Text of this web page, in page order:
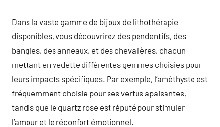
Dans la vaste gamme de bijoux de lithothérapie
disponibles, vous découvrirez des pendentifs, des
bangles, des anneaux, et des chevalières, chacun
mettant en vedette différentes gemmes choisies pour
leurs impacts spécifiques. Par exemple, l’améthyste est
fréquemment choisie pour ses vertus apaisantes,
tandis que le quartz rose est réputé pour stimuler
l’amour et le réconfort émotionnel.